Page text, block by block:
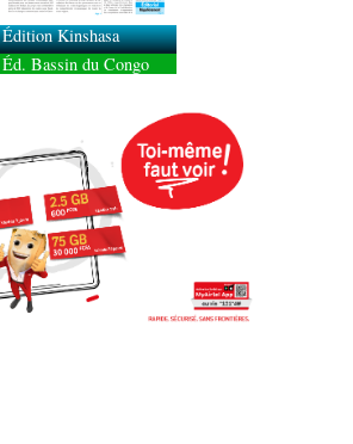
Édition Kinshasa
Éd. Bassin du Congo